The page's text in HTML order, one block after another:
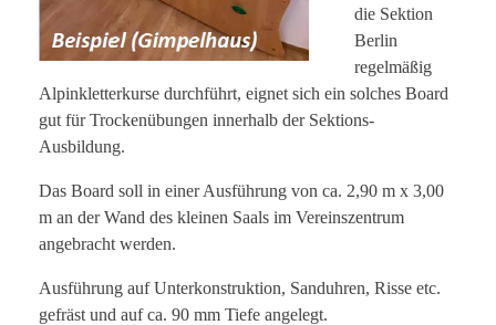
die Sektion
Berlin
regelmäßig
Alpinkletterkurse durchführt, eignet sich ein solches Board
gut für Trockenübungen innerhalb der Sektions-
Ausbildung.
Das Board soll in einer Ausführung von ca. 2,90 m x 3,00
m an der Wand des kleinen Saals im Vereinszentrum
angebracht werden.
Ausführung auf Unterkonstruktion, Sanduhren, Risse etc.
gefräst und auf ca. 90 mm Tiefe angelegt.